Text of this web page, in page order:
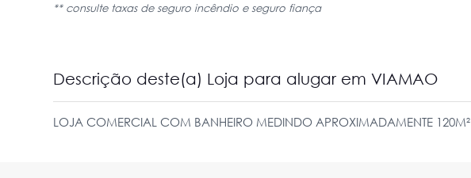
** consulte taxas de seguro incêndio e seguro fiança
Descrição deste(a) Loja para alugar em VIAMAO
LOJA COMERCIAL COM BANHEIRO MEDINDO APROXIMADAMENTE 120M²